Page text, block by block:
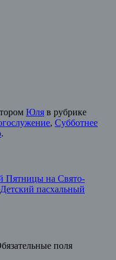
Юля в рубрике
, Субботнее
.
Пятницы на Свято-
Детский пасхальный
поля